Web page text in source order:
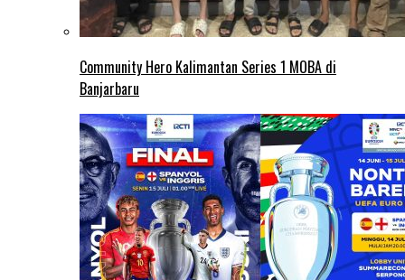
Community Hero Kalimantan Series 1 MOBA di
Banjarbaru